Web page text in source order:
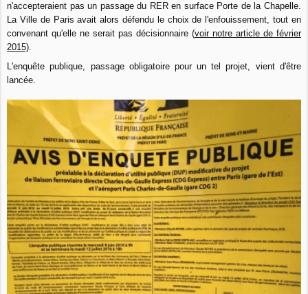
n'accepteraient pas un passage du RER en surface Porte de la Chapelle.
La Ville de Paris avait alors défendu le choix de l'enfouissement, tout en
convenant qu'elle ne serait pas décisionnaire (voir notre article de février
2015).
L'enquête publique, passage obligatoire pour un tel projet, vient d'être
lancée.